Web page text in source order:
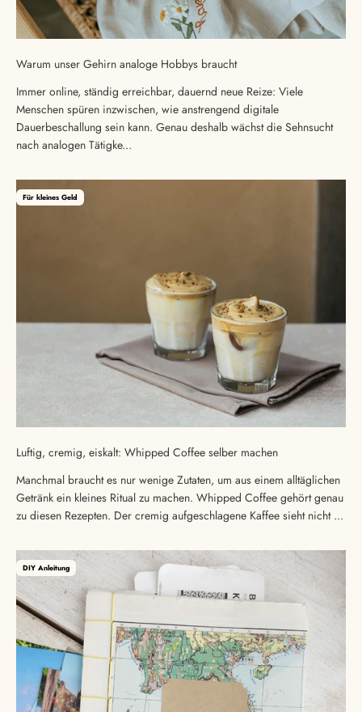
Warum unser Gehirn analoge Hobbys braucht
Immer online, ständig erreichbar, dauernd neue Reize: Viele
Menschen spüren inzwischen, wie anstrengend digitale
Dauerbeschallung sein kann. Genau deshalb wächst die Sehnsucht
nach analogen Tätigke...
Für kleines Geld
Luftig, cremig, eiskalt: Whipped Coffee selber machen
Manchmal braucht es nur wenige Zutaten, um aus einem alltäglichen
Getränk ein kleines Ritual zu machen. Whipped Coffee gehört genau
zu diesen Rezepten. Der cremig aufgeschlagene Kaffee sieht nicht ...
DIY Anleitung